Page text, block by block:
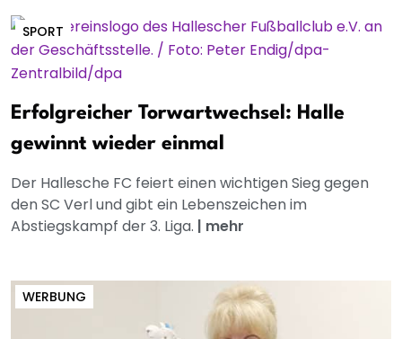
SPORT
Erfolgreicher Torwartwechsel: Halle
gewinnt wieder einmal
Der Hallesche FC feiert einen wichtigen Sieg gegen
den SC Verl und gibt ein Lebenszeichen im
Abstiegskampf der 3. Liga. | mehr
WERBUNG